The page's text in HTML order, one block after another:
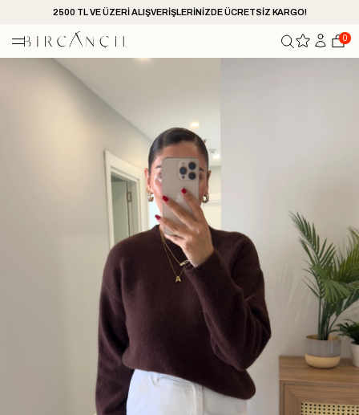
2500 TL VE ÜZERİ ALIŞVERİŞLERİNİZDE ÜCRETSİZ KARGO!
0